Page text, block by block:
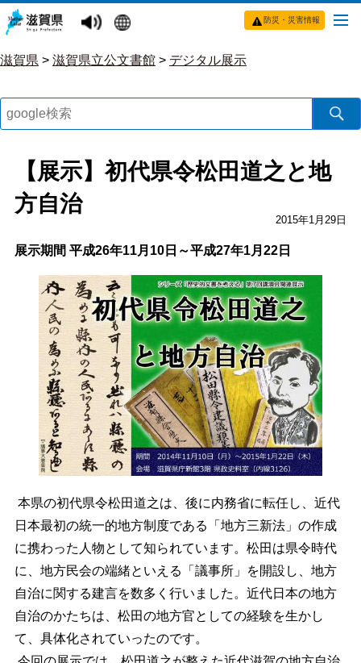
防災・災害情報
滋賀県 > 滋賀県立公文書館 > デジタル展示
【展示】初代県令松田道之と地
方自治
2015年1月29日
展示期間 平成26年11月10日～平成27年1月22日
本県の初代県令松田道之は、後に内務省に転任し、近代
日本最初の統一的地方制度である「地方三新法」の作成
に携わった人物として知られています。松田は県令時代
に、地方民会の端緒といえる「議事所」を開設し、地方
自治に関する建言を数多く行いました。近代日本の地方
自治のかたちは、松田の地方官としての経験を生かし
て、具体化されていったのです。